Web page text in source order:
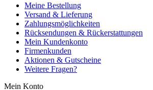
Meine Bestellung
Versand & Lieferung
Zahlungsmöglichkeiten
Rücksendungen & Rückerstattungen
Mein Kundenkonto
Firmenkunden
Aktionen & Gutscheine
Weitere Fragen?
Mein Konto